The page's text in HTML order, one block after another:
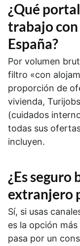
¿Qué
trabajo
España?
Por volumen
filtro «con
proporción de
vivienda,
(cuidados
todas sus
incluyen.
¿Es seguro
extranjero
Sí, si usas
es la opción
pasa por un